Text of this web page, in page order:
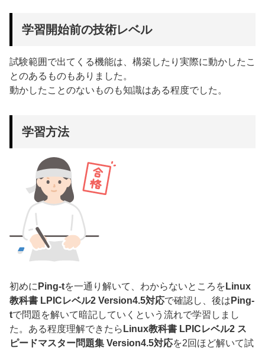
学習開始前の技術レベル
試験範囲で出てくる機能は、構築したり実際に動かしたこ
とのあるものもありました。
動かしたことのないものも知識はある程度でした。
学習方法
初めに Ping-tを一通り解いて、わからないところを Linux
教科書 LPICレベル2 Version4.5対応で確認し、後は Ping-
tで問題を解いて暗記していくという流れで学習しまし
た。ある程度理解できたら Linux教科書 LPICレベル2 ス
ピードマスター問題集 Version4.5対応を2回ほど解いて試